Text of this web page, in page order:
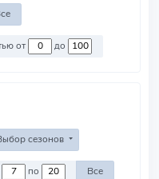
Против команд со стоимостью от до
сезонов
по Все